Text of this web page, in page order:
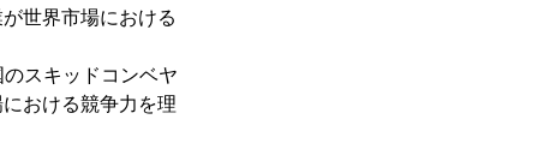
世界市場における
スキッドコンベヤ
おける競争力を理